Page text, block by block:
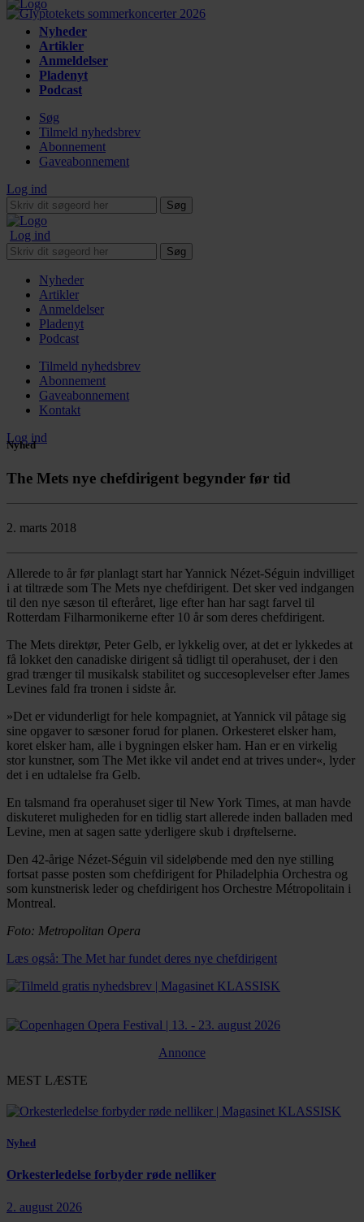
Nyheder
Artikler
Anmeldelser
Pladenyt
Podcast
Søg
Tilmeld nyhedsbrev
Abonnement
Gaveabonnement
Log ind
Søg
Log ind
Søg
Nyheder
Artikler
Anmeldelser
Pladenyt
Podcast
Tilmeld nyhedsbrev
Abonnement
Gaveabonnement
Kontakt
Log ind
Nyhed
The Mets nye chefdirigent begynder før tid
2. marts 2018
Allerede to år før planlagt start har Yannick Nézet-Séguin indvilliget
i at tiltræde som The Mets nye chefdirigent. Det sker ved indgangen
til den nye sæson til efteråret, lige efter han har sagt farvel til
Rotterdam Filharmonikerne efter 10 år som deres chefdirigent.
The Mets direktør, Peter Gelb, er lykkelig over, at det er lykkedes at
få lokket den canadiske dirigent så tidligt til operahuset, der i den
grad trænger til musikalsk stabilitet og succesoplevelser efter James
Levines fald fra tronen i sidste år.
»Det er vidunderligt for hele kompagniet, at Yannick vil påtage sig
sine opgaver to sæsoner forud for planen. Orkesteret elsker ham,
koret elsker ham, alle i bygningen elsker ham. Han er en virkelig
stor kunstner, som The Met ikke vil andet end at trives under«, lyder
det i en udtalelse fra Gelb.
En talsmand fra operahuset siger til New York Times, at man havde
diskuteret muligheden for en tidlig start allerede inden balladen med
Levine, men at sagen satte yderligere skub i drøftelserne.
Den 42-årige Nézet-Séguin vil sideløbende med den nye stilling
fortsat passe posten som chefdirigent for Philadelphia Orchestra og
som kunstnerisk leder og chefdirigent hos Orchestre Métropolitain i
Montreal.
Foto: Metropolitan Opera
Læs også: The Met har fundet deres nye chefdirigent
Annonce
MEST LÆSTE
Nyhed
Orkesterledelse forbyder røde nelliker
2. august 2026